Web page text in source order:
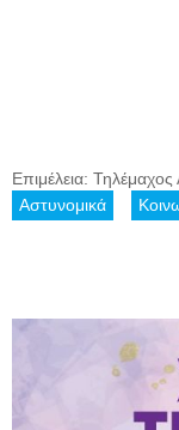
Επιμέλεια:
Αστυνομικά